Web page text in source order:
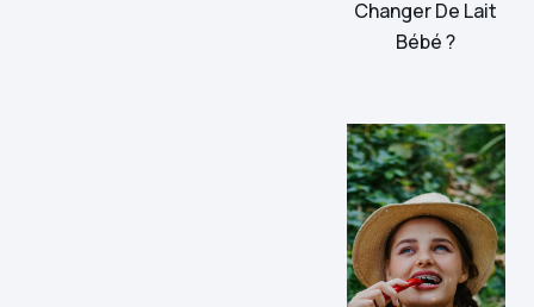
Changer De Lait
Bébé ?